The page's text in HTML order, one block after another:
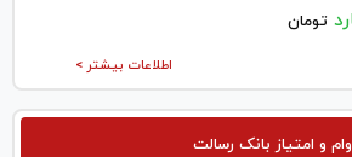
تومان
اطلاعات بیشتر >
وام و امتیاز بانک رسالت